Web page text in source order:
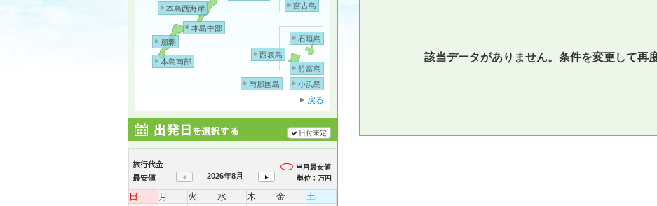
戻る
那覇
本島南部
本島中部
本島西海岸 宮古島
石垣島
西表島
小浜島
竹富島
与那国島
日付未定
2026年8月
日 月 火 水 木 金 土
該当データがありません。条件を変更して再